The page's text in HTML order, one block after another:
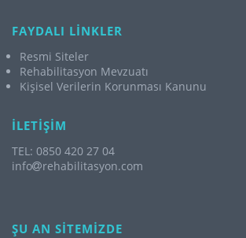
FAYDALI LİNKLER
Resmi Siteler
Rehabilitasyon Mevzuatı
Kişisel Verilerin Korunması Kanunu
İLETİŞİM
TEL: 0850 420 27 04
info
rehabilitasyon.com
ŞU AN SİTEMİZDE